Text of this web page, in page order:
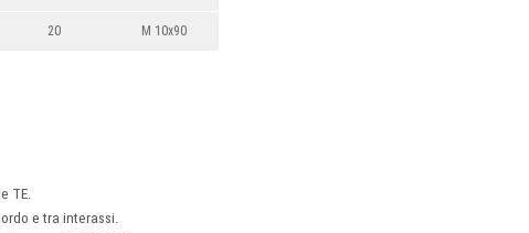
20 M 10x90
TE.
e tra interassi.